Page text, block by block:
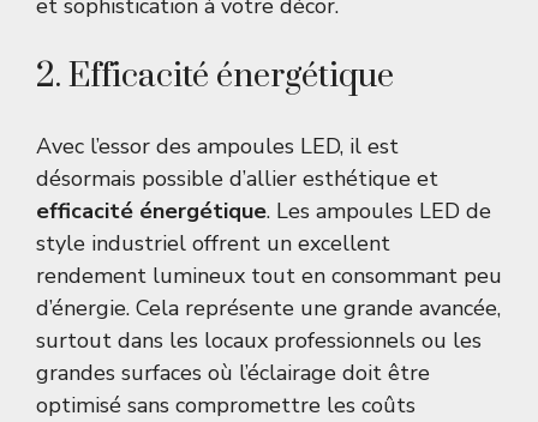
et sophistication à votre décor.
2. Efficacité énergétique
Avec l’essor des ampoules LED, il est
désormais possible d’allier esthétique et
efficacité énergétique. Les ampoules LED de
style industriel offrent un excellent
rendement lumineux tout en consommant peu
d’énergie. Cela représente une grande avancée,
surtout dans les locaux professionnels ou les
grandes surfaces où l’éclairage doit être
optimisé sans compromettre les coûts